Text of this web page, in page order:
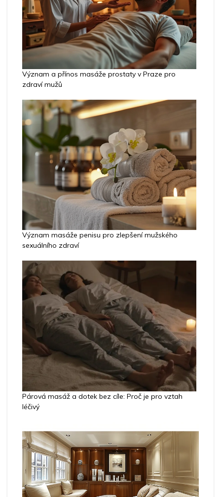
Význam a přínos masáže prostaty v Praze pro
zdraví mužů
Význam masáže penisu pro zlepšení mužského
sexuálního zdraví
Párová masáž a dotek bez cíle: Proč je pro vztah
léčivý